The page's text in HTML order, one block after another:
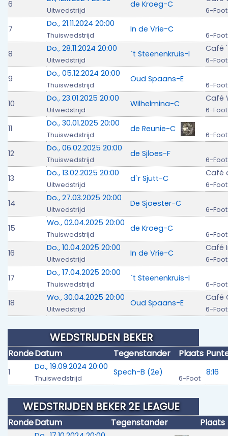
6
Uitwedstrijd
de Kroeg-C
6-Foot
7
Do., 21.11.2024 20:00
Thuiswedstrijd
In de Vrie-C
6-Foot
8
Do., 28.11.2024 20:00
Uitwedstrijd
`t Steenenkruis-I
Café
6-Foot
9
Do., 05.12.2024 20:00
Thuiswedstrijd
Oud Spaans-E
6-Foot
10
Do., 23.01.2025 20:00
Uitwedstrijd
Wilhelmina-C
Café
6-Foot
11
Do., 30.01.2025 20:00
Thuiswedstrijd
de Reunie-C
6-Foot
12
Do., 06.02.2025 20:00
Thuiswedstrijd
de Sjloes-F
6-Foot
13
Do., 13.02.2025 20:00
Uitwedstrijd
d`r Sjutt-C
Café
6-Foot
14
Do., 27.03.2025 20:00
Uitwedstrijd
De Sjoester-C
6-Foot
15
Wo., 02.04.2025 20:00
Thuiswedstrijd
de Kroeg-C
6-Foot
16
Do., 10.04.2025 20:00
Uitwedstrijd
In de Vrie-C
Café
6-Foot
17
Do., 17.04.2025 20:00
Thuiswedstrijd
`t Steenenkruis-I
6-Foot
18
Wo., 30.04.2025 20:00
Uitwedstrijd
Oud Spaans-E
Café
6-Foot
WEDSTRIJDEN BEKER
RondeDatum Tegenstander Plaats
1
Do., 19.09.2024 20:00
Thuiswedstrijd
Spech-B (2e)
6-Foot
8:16
WEDSTRIJDEN BEKER 2E LEAGUE
RondeDatum Tegenstander Plaats